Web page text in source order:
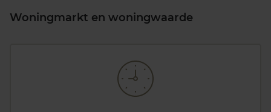
Woningmarkt en woningwaarde